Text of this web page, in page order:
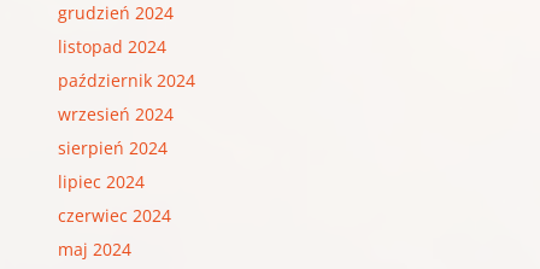
grudzień 2024
listopad 2024
październik 2024
wrzesień 2024
sierpień 2024
lipiec 2024
czerwiec 2024
maj 2024